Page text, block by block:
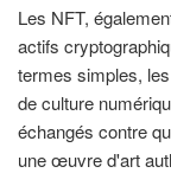
Les NFT,
actifs
termes simples,
de culture
échangés contre
une œuvre d'art